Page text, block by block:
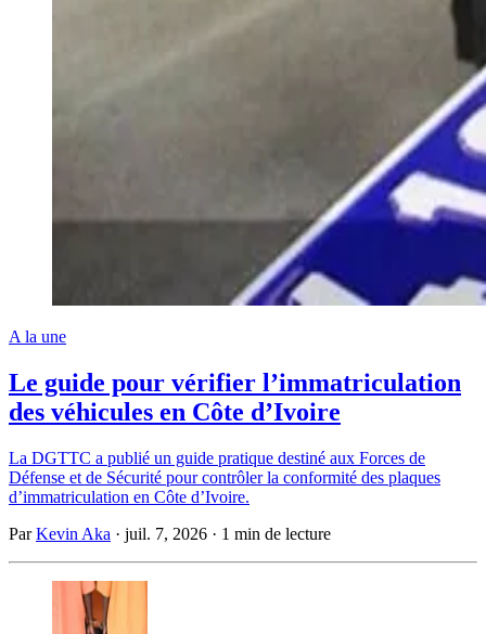
A la une
Le guide pour vérifier l’immatriculation
des véhicules en Côte d’Ivoire
La DGTTC a publié un guide pratique destiné aux Forces de
Défense et de Sécurité pour contrôler la conformité des plaques
d’immatriculation en Côte d’Ivoire.
ParKevin Aka · juil. 7, 2026 · 1 min de lecture